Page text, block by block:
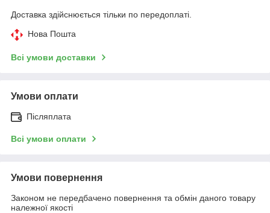
Доставка здійснюється тільки по передоплаті.
Нова Пошта
Всі умови доставки
Умови оплати
Післяплата
Всі умови оплати
Умови повернення
Законом не передбачено повернення та обмін даного товару
належної якості